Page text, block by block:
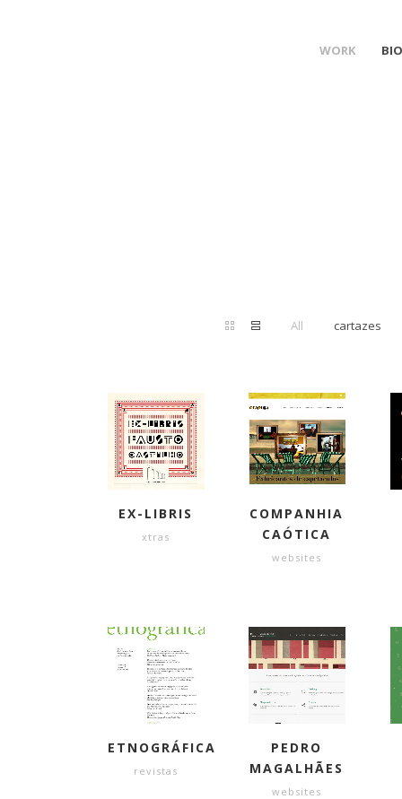
WORK BIO
All cartazes
EX-LIBRIS
xtras
COMPANHIA
CAÓTICA
websites
ETNOGRÁFICA
revistas
PEDRO
MAGALHÃES
websites